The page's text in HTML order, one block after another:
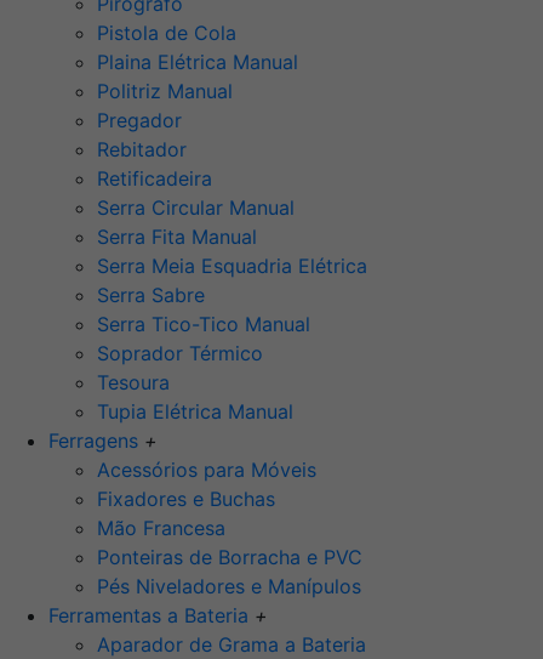
Pistola de Cola
Plaina Elétrica Manual
Politriz Manual
Pregador
Rebitador
Retificadeira
Serra Circular Manual
Serra Fita Manual
Serra Meia Esquadria Elétrica
Serra Sabre
Serra Tico-Tico Manual
Soprador Térmico
Tesoura
Tupia Elétrica Manual
Ferragens +
Acessórios para Móveis
Fixadores e Buchas
Mão Francesa
Ponteiras de Borracha e PVC
Pés Niveladores e Manípulos
Ferramentas a Bateria +
Aparador de Grama a Bateria